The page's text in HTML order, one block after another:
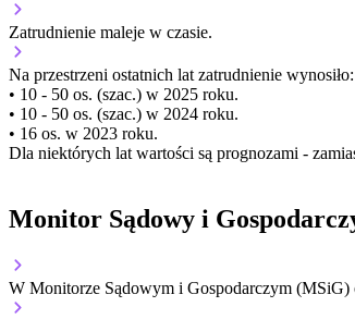
Zatrudnienie maleje w czasie.
Na przestrzeni ostatnich lat zatrudnienie wynosiło:
• 10 - 50 os. (szac.) w 2025 roku.
• 10 - 50 os. (szac.) w 2024 roku.
• 16 os. w 2023 roku.
Dla niektórych lat wartości są prognozami -
Monitor Sądowy i
W Monitorze Sądowym i Gospodarczym (MSiG)